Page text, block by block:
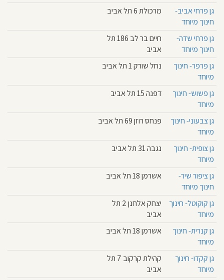
גן פרחי אביב-
חינוך מיוחד
מרכולת 6 תל אביב
גן פרחי שדה-
חינוך מיוחד
חיים בר לב 186 תל
אביב
גן פרפר- חינוך
מיוחד
נחל שורק 1 תל אביב
גן פשוש- חינוך
מיוחד
דפנה 15 תל אביב
גן צבעוני- חינוך
מיוחד
פנחס רוזן 69 תל אביב
גן צופית- חינוך
מיוחד
נגבה 31 תל אביב
גן ציפור שיר-
חינוך מיוחד
אשרמן 18 תל אביב
גן קוקוטל- חינוך
מיוחד
יצחק אלחנן 2 תל
אביב
גן קנרית- חינוך
מיוחד
אשרמן 18 תל אביב
גן קקדו- חינוך
מיוחד
קהילת קרקוב 7 תל
אביב